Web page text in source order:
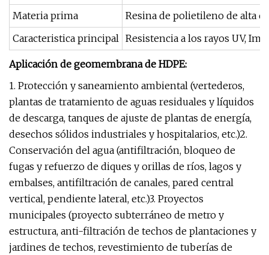
Materia prima
Resina de polietileno de alta
Caracteristica principal Resistencia a los rayos UV,
Aplicación de geomembrana de HDPE:
1. Protección y saneamiento ambiental (vertederos,
plantas de tratamiento de aguas residuales y líquidos
de descarga, tanques de ajuste de plantas de energía,
desechos sólidos industriales y hospitalarios, etc.)2.
Conservación del agua (antifiltración, bloqueo de
fugas y refuerzo de diques y orillas de ríos, lagos y
embalses, antifiltración de canales, pared central
vertical, pendiente lateral, etc.)3. Proyectos
municipales (proyecto subterráneo de metro y
estructura, anti-filtración de techos de plantaciones y
jardines de techos, revestimiento de tuberías de